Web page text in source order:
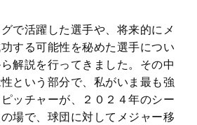
で活躍した選手や、将来的にメ
する可能性を秘めた選手につい
解説を行ってきました。その中
という部分で、私がいま最も強
ッチャーが、２０２４年のシー
場で、球団に対してメジャー移